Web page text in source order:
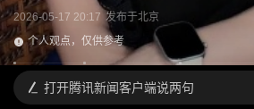
2026-05-17 20:17 发布于北京
个人观点，仅供参考
打开腾讯新闻客户端说两句